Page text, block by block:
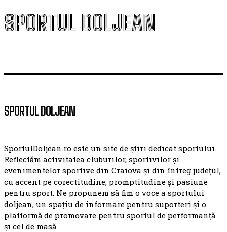
SPORTUL DOLJEAN
SPORTUL DOLJEAN
SportulDoljean.ro este un site de știri dedicat sportului.
Reflectăm activitatea cluburilor, sportivilor și
evenimentelor sportive din Craiova și din întreg județul,
cu accent pe corectitudine, promptitudine și pasiune
pentru sport. Ne propunem să fim o voce a sportului
doljean, un spațiu de informare pentru suporteri și o
platformă de promovare pentru sportul de performanță
și cel de masă.